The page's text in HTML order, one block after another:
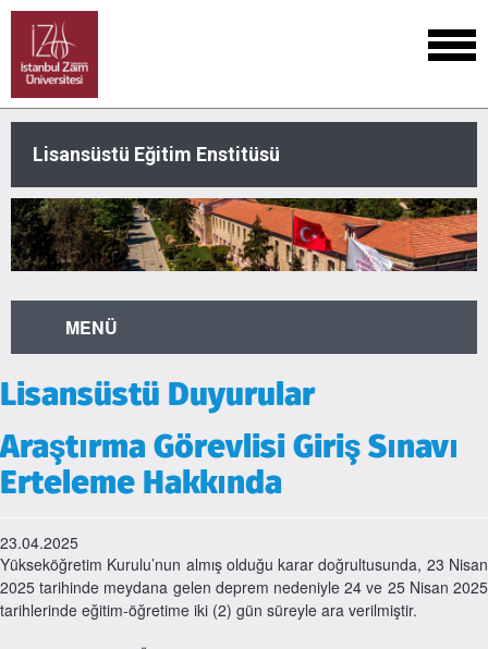
Lisansüstü Eğitim Enstitüsü
MENÜ
Lisansüstü Duyurular
Araştırma Görevlisi Giriş Sınavı
Erteleme Hakkında
23.04.2025
Yükseköğretim Kurulu’nun almış olduğu karar doğrultusunda, 23 Nisan
2025 tarihinde meydana gelen deprem nedeniyle 24 ve 25 Nisan 2025
tarihlerinde eğitim-öğretime iki (2) gün süreyle ara verilmiştir.